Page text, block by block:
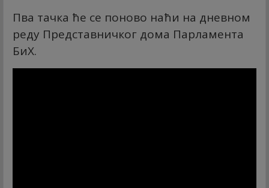
Пва тачка ће се поново наћи на дневном
реду Представничког дома Парламента
БиХ.